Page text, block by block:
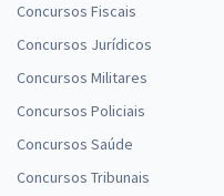
Concursos Fiscais
Concursos Jurídicos
Concursos Militares
Concursos Policiais
Concursos Saúde
Concursos Tribunais